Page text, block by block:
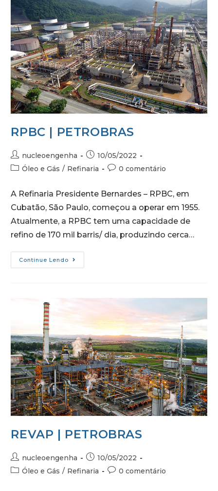
RPBC | PETROBRAS
nucleoengenha
10/05/2022
Óleo e Gás / Refinaria 0 comentário
A Refinaria Presidente Bernardes – RPBC, em
Cubatão, São Paulo, começou a operar em 1955.
Atualmente, a RPBC tem uma capacidade de
refino de 170 mil barris/ dia, produzindo cerca…
Continue Lendo
REVAP | PETROBRAS
nucleoengenha
10/05/2022
Óleo e Gás / Refinaria 0 comentário